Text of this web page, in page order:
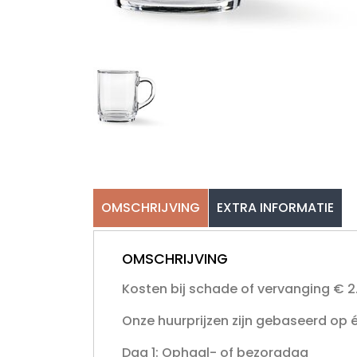
OMSCHRIJVING EXTRA INFORMATIE
OMSCHRIJVING
Kosten bij schade of vervanging €
Onze huurprijzen zijn gebaseerd op
Dag 1: Ophaal- of bezorgdag